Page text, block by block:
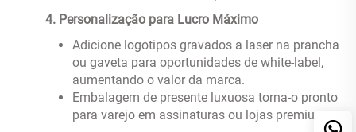
4. Personalização para Lucro Máximo
Adicione logotipos gravados a laser na prancha
ou gaveta para oportunidades de white-label,
aumentando o valor da marca.
Embalagem de presente luxuosa torna-o pronto
para varejo em assinaturas ou lojas premium.